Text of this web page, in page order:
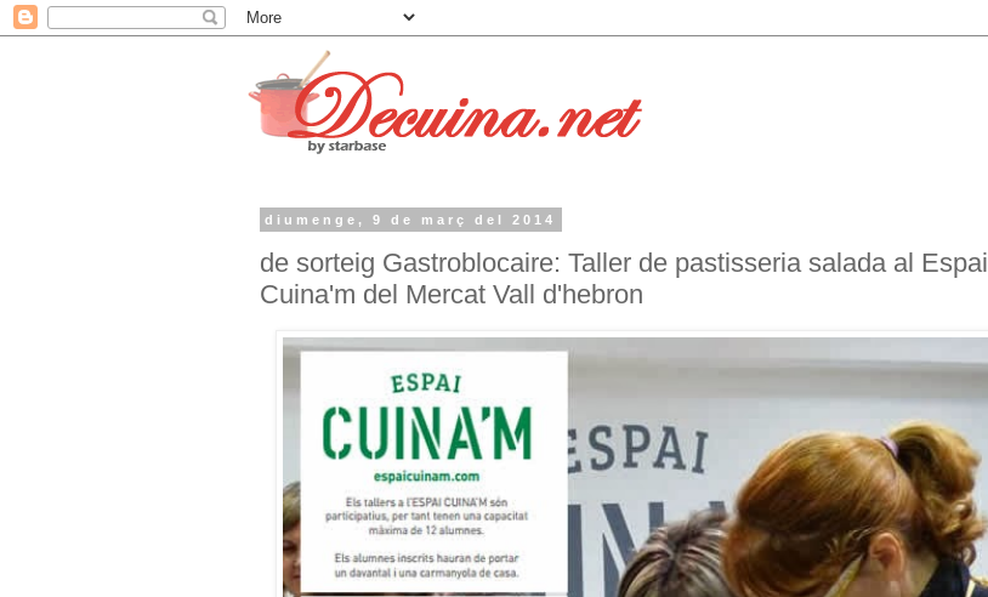
diumenge, 9 de març del 2014
de sorteig Gastroblocaire: Taller de pastisseria salada al Espai
Cuina'm del Mercat Vall d'hebron